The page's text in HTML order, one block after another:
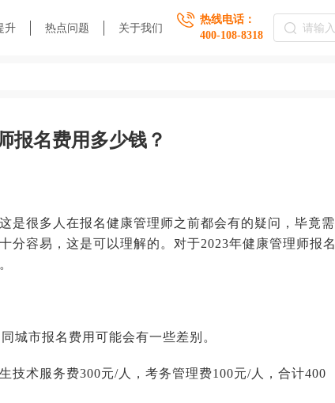
升 热点问题 关于我们
热线电话：
400-108-8318
报名费用多少钱？
是很多人在报名健康管理师之前都会有的疑问，毕竟需
分容易，这是可以理解的。对于2023年健康管理师报名
城市报名费用可能会有一些差别。
技术服务费300元/人，考务管理费100元/人，合计400